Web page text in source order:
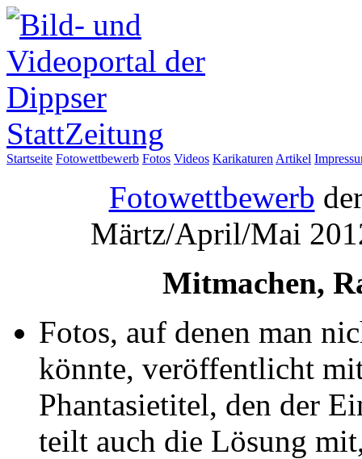
Startseite Fotowettbewerb Fotos Videos Karikaturen Artikel
Fotowettbewerb
Märtz/April/Mai
Mitmachen,
Fotos, auf denen man
könnte, veröffentlicht
Phantasietitel, den der
teilt auch die Lösung